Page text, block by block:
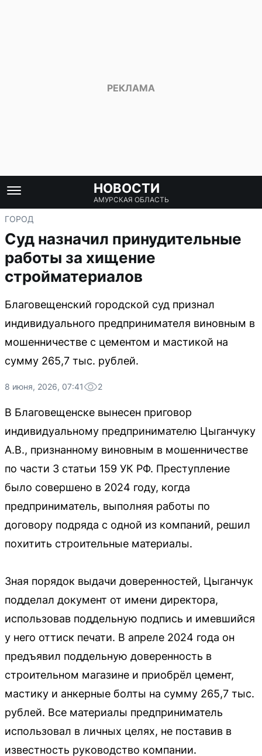
НОВОСТИ
АМУРСКАЯ ОБЛАСТЬ
ГОРОД
Суд назначил принудительные
работы за хищение
стройматериалов
Благовещенский городской суд признал
индивидуального предпринимателя виновным в
мошенничестве с цементом и мастикой на
сумму 265,7 тыс. рублей.
8 июня, 2026, 07:41 2
В Благовещенске вынесен приговор
индивидуальному предпринимателю Цыганчуку
А.В., признанному виновным в мошенничестве
по части 3 статьи 159 УК РФ. Преступление
было совершено в 2024 году, когда
предприниматель, выполняя работы по
договору подряда с одной из компаний, решил
похитить строительные материалы.
Зная порядок выдачи доверенностей, Цыганчук
подделал документ от имени директора,
использовав поддельную подпись и имевшийся
у него оттиск печати. В апреле 2024 года он
предъявил поддельную доверенность в
строительном магазине и приобрёл цемент,
мастику и анкерные болты на сумму 265,7 тыс.
рублей. Все материалы предприниматель
использовал в личных целях, не поставив в
известность руководство компании.